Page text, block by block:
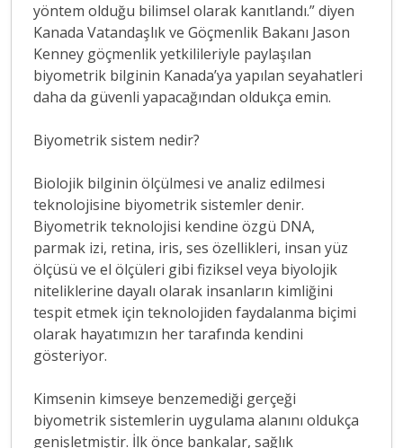
yöntem olduğu bilimsel olarak kanıtlandı.” diyen
Kanada Vatandaşlık ve Göçmenlik Bakanı Jason
Kenney göçmenlik yetkilileriyle paylaşılan
biyometrik bilginin Kanada’ya yapılan seyahatleri
daha da güvenli yapacağından oldukça emin.
Biyometrik sistem nedir?
Biolojik bilginin ölçülmesi ve analiz edilmesi
teknolojisine biyometrik sistemler denir.
Biyometrik teknolojisi kendine özgü DNA,
parmak izi, retina, iris, ses özellikleri, insan yüz
ölçüsü ve el ölçüleri gibi fiziksel veya biyolojik
niteliklerine dayalı olarak insanların kimliğini
tespit etmek için teknolojiden faydalanma biçimi
olarak hayatımızın her tarafında kendini
gösteriyor.
Kimsenin kimseye benzemediği gerçeği
biyometrik sistemlerin uygulama alanını oldukça
genişletmiştir. İlk önce bankalar, sağlık